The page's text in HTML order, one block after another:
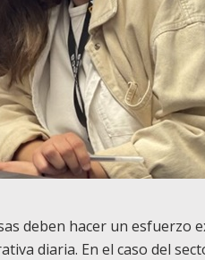
deben hacer un esfuerzo
diaria. En el caso del